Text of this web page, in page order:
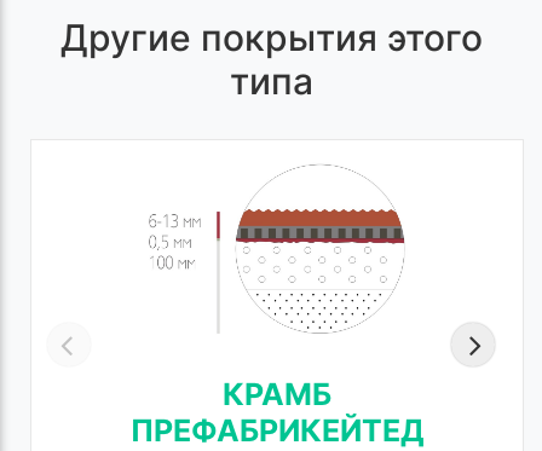
Другие покрытия этого
типа
КРАМБ
ПРЕФАБРИКЕЙТЕД